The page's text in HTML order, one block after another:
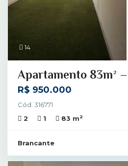
14
Apartamento 83m²
R$ 950.000
Cód. 316771
2
1 83 m2
Brancante